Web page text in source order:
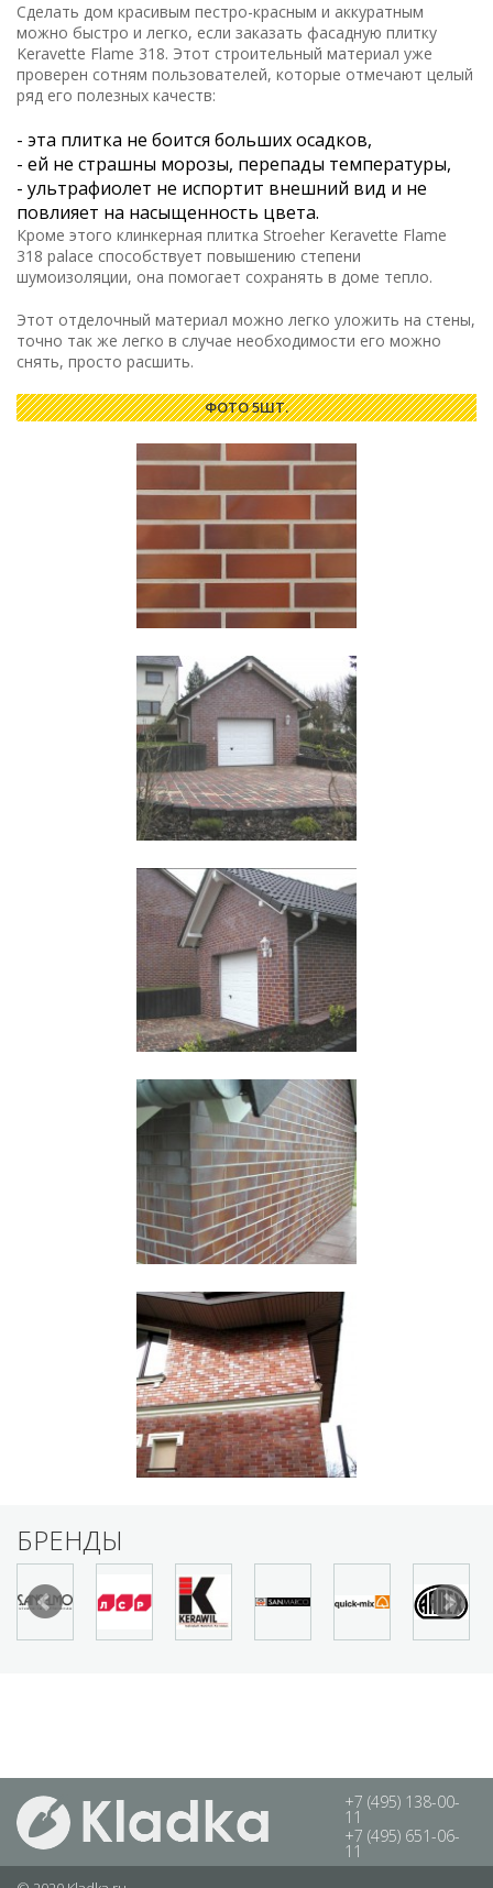
Сделать дом красивым пестро-красным и аккуратным
можно быстро и легко, если заказать фасадную плитку
Keravette Flame 318. Этот строительный материал уже
проверен сотням пользователей, которые отмечают целый
ряд его полезных качеств:
- эта плитка не боится больших осадков,
- ей не страшны морозы, перепады температуры,
- ультрафиолет не испортит внешний вид и не
повлияет на насыщенность цвета.
Кроме этого клинкерная плитка Stroeher Keravette Flame
318 palace способствует повышению степени
шумоизоляции, она помогает сохранять в доме тепло.
Этот отделочный материал можно легко уложить на стены,
точно так же легко в случае необходимости его можно
снять, просто расшить.
ФОТО 5ШТ.
БРЕНДЫ
+7 (495) 138-00-
11
+7 (495) 651-06-
11